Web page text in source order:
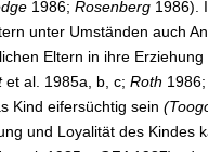
1986; Rosenberg 1986).
unter Umständen auch
Eltern in ihre Erziehung
et al. 1985a, b, c; Roth 1986;
Kind eifersüchtig sein
und Loyalität des Kindes